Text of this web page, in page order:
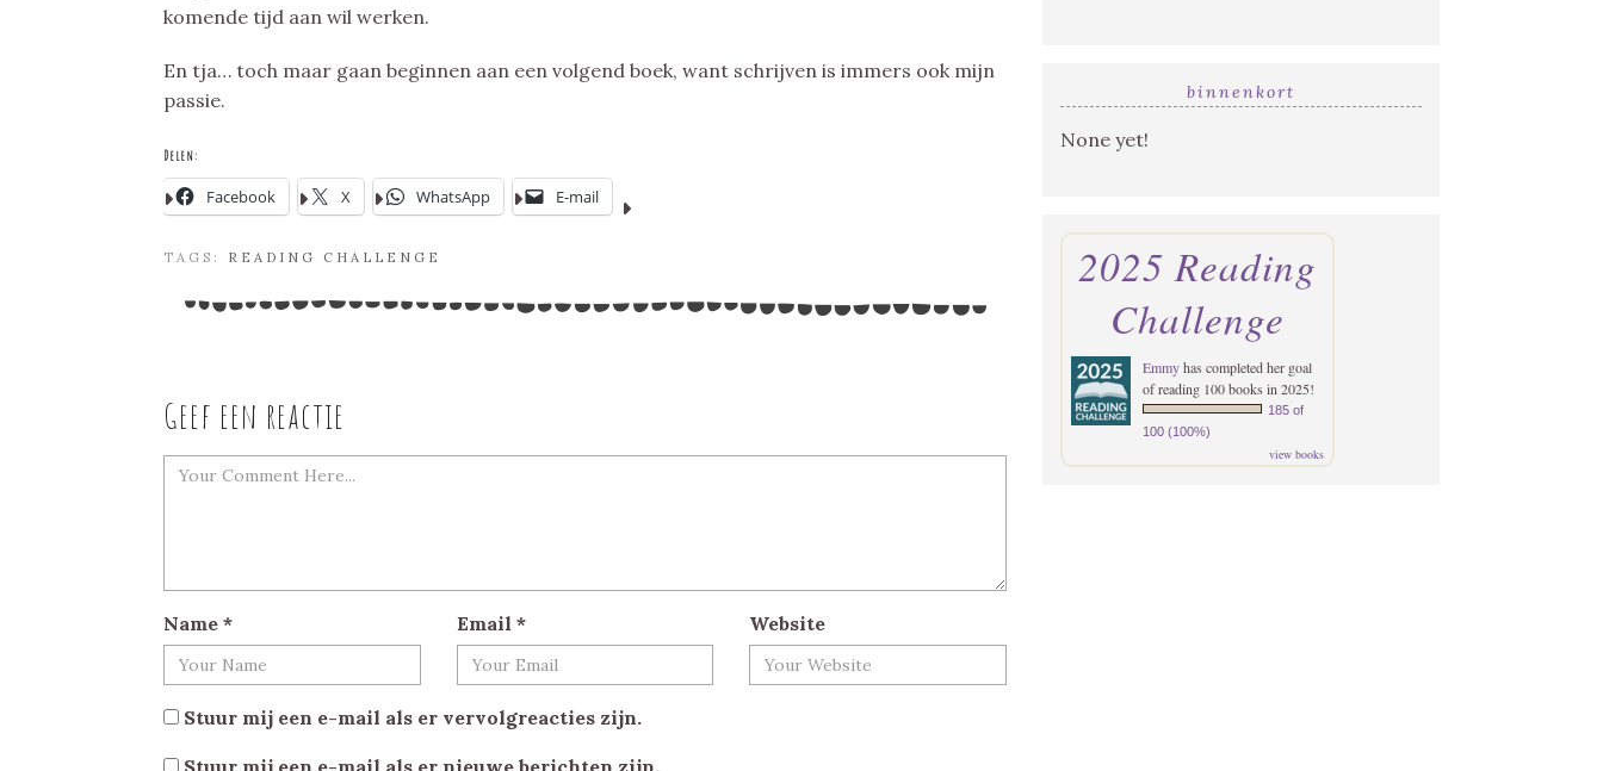
komende tijd aan wil werken.
En tja… toch maar gaan beginnen aan een volgend boek, want schrijven is immers ook mijn
passie.
Delen:
Facebook X WhatsApp E-mail
TAGS: READING CHALLENGE
Geef een reactie
Name * Email * Website
Stuur mij een e-mail als er vervolgreacties zijn.
Stuur mij een e-mail als er nieuwe berichten zijn.
binnenkort
None yet!
2025 Reading
Challenge
Emmyhas completed her goal
of reading 100 books in 2025!
185 of
100 (100%)
view books